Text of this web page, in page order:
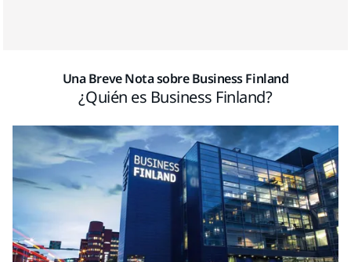
Una Breve Nota sobre Business Finland
¿Quién es Business Finland?